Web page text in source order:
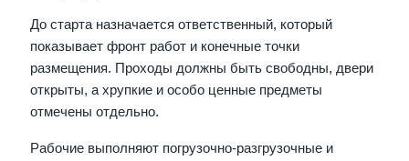
До старта назначается ответственный, который
показывает фронт работ и конечные точки
размещения. Проходы должны быть свободны, двери
открыты, а хрупкие и особо ценные предметы
отмечены отдельно.
Рабочие выполняют погрузочно-разгрузочные и